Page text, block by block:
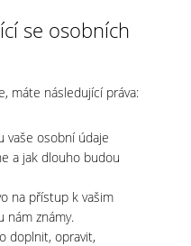
se osobních
máte následující práva:
vaše osobní údaje
a jak dlouho budou
na přístup k vašim
nám známy.
doplnit, opravit,